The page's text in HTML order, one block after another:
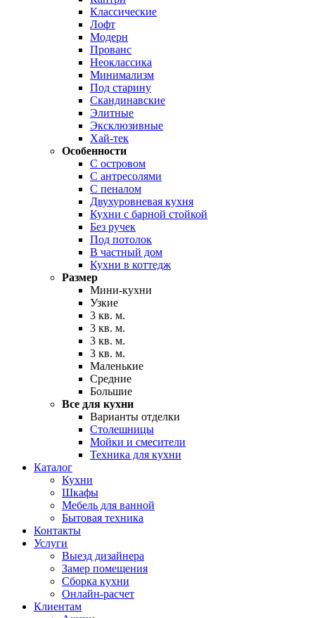
Классические
Лофт
Модерн
Прованс
Неоклассика
Минимализм
Под старину
Скандинавские
Элитные
Эксклюзивные
Хай-тек
Особенности
С островом
С антресолями
С пеналом
Двухуровневая кухня
Кухни с барной стойкой
Без ручек
Под потолок
В частный дом
Кухни в коттедж
Размер
Мини-кухни
Узкие
3 кв. м.
3 кв. м.
3 кв. м.
3 кв. м.
Маленькие
Средние
Большие
Все для кухни
Варианты отделки
Столешницы
Мойки и смесители
Техника для кухни
Каталог
Кухни
Шкафы
Мебель для ванной
Бытовая техника
Контакты
Услуги
Выезд дизайнера
Замер помещения
Сборка кухни
Онлайн-расчет
Клиентам